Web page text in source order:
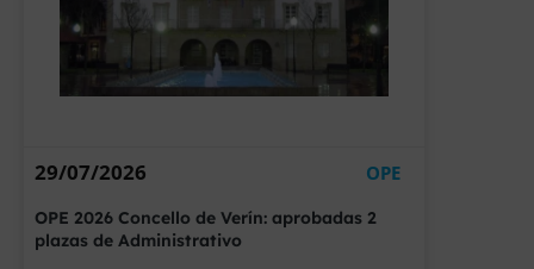
OPE
OPE 2026 Concello de Verín: aprobadas 2
plazas de Administrativo
29/07/2026